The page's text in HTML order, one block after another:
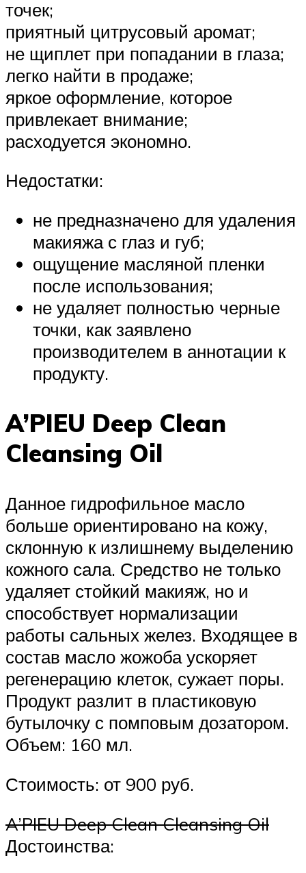
точек;
приятный цитрусовый аромат;
не щиплет при попадании в глаза;
легко найти в продаже;
яркое оформление, которое
привлекает внимание;
расходуется экономно.
Недостатки:
не предназначено для удаления
макияжа с глаз и губ;
ощущение масляной пленки
после использования;
не удаляет полностью черные
точки, как заявлено
производителем в аннотации к
продукту.
A’PIEU Deep Clean
Cleansing Oil
Данное гидрофильное масло
больше ориентировано на кожу,
склонную к излишнему выделению
кожного сала. Средство не только
удаляет стойкий макияж, но и
способствует нормализации
работы сальных желез. Входящее в
состав масло жожоба ускоряет
регенерацию клеток, сужает поры.
Продукт разлит в пластиковую
бутылочку с помповым дозатором.
Объем: 160 мл.
Стоимость: от 900 руб.
A’PIEU Deep Clean Cleansing Oil
Достоинства: